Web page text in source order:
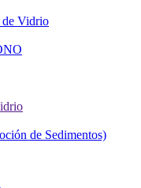
de Vidrio
de Sedimentos)